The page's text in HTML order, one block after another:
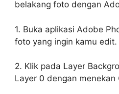
belakang foto dengan
1. Buka aplikasi Adobe
foto yang ingin kamu edit.
2. Klik pada Layer
Layer 0 dengan menekan